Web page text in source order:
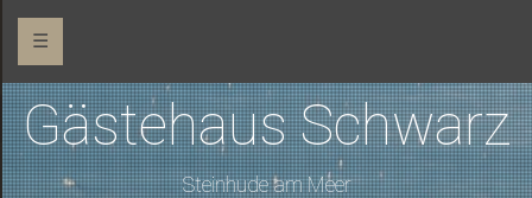
☰
Gästehaus Schwarz
Steinhude am Meer